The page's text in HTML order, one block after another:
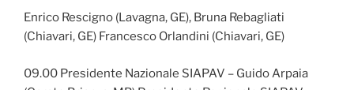
Enrico Rescigno (Lavagna, GE), Bruna Rebagliati
(Chiavari, GE) Francesco Orlandini (Chiavari, GE)
09.00 Presidente Nazionale SIAPAV – Guido Arpaia